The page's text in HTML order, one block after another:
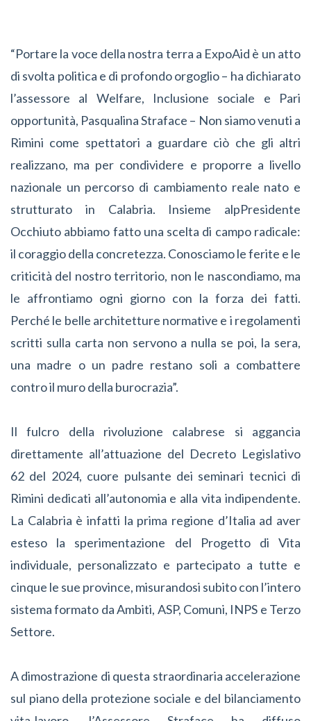
“Portare la voce della nostra terra a ExpoAid è un atto
di svolta politica e di profondo orgoglio – ha dichiarato
l’assessore al Welfare, Inclusione sociale e Pari
opportunità, Pasqualina Straface – Non siamo venuti a
Rimini come spettatori a guardare ciò che gli altri
realizzano, ma per condividere e proporre a livello
nazionale un percorso di cambiamento reale nato e
strutturato in Calabria. Insieme alpPresidente
Occhiuto abbiamo fatto una scelta di campo radicale:
il coraggio della concretezza. Conosciamo le ferite e le
criticità del nostro territorio, non le nascondiamo, ma
le affrontiamo ogni giorno con la forza dei fatti.
Perché le belle architetture normative e i regolamenti
scritti sulla carta non servono a nulla se poi, la sera,
una madre o un padre restano soli a combattere
contro il muro della burocrazia”.
Il fulcro della rivoluzione calabrese si aggancia
direttamente all’attuazione del Decreto Legislativo
62 del 2024, cuore pulsante dei seminari tecnici di
Rimini dedicati all’autonomia e alla vita indipendente.
La Calabria è infatti la prima regione d’Italia ad aver
esteso la sperimentazione del Progetto di Vita
individuale, personalizzato e partecipato a tutte e
cinque le sue province, misurandosi subito con l’intero
sistema formato da Ambiti, ASP, Comuni, INPS e Terzo
Settore.
A dimostrazione di questa straordinaria accelerazione
sul piano della protezione sociale e del bilanciamento